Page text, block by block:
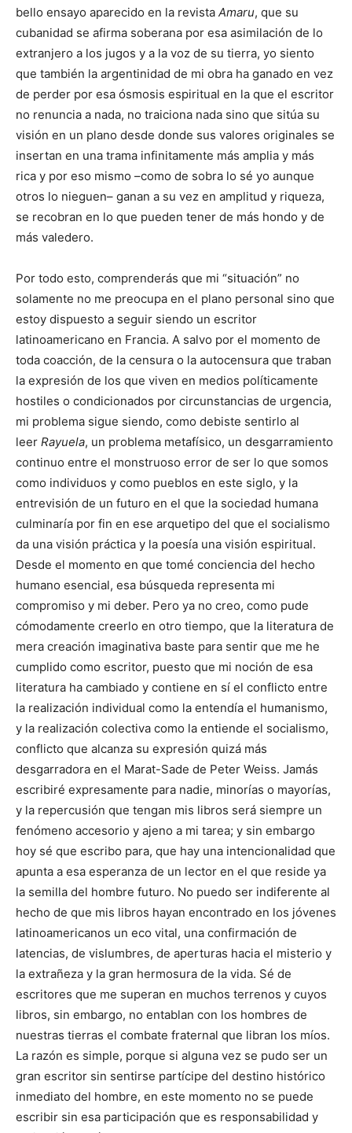
bello ensayo aparecido en la revista Amaru, que su
cubanidad se afirma soberana por esa asimilación de lo
extranjero a los jugos y a la voz de su tierra, yo siento
que también la argentinidad de mi obra ha ganado en vez
de perder por esa ósmosis espiritual en la que el escritor
no renuncia a nada, no traiciona nada sino que sitúa su
visión en un plano desde donde sus valores originales se
insertan en una trama infinitamente más amplia y más
rica y por eso mismo –como de sobra lo sé yo aunque
otros lo nieguen– ganan a su vez en amplitud y riqueza,
se recobran en lo que pueden tener de más hondo y de
más valedero.
Por todo esto, comprenderás que mi “situación” no
solamente no me preocupa en el plano personal sino que
estoy dispuesto a seguir siendo un escritor
latinoamericano en Francia. A salvo por el momento de
toda coacción, de la censura o la autocensura que traban
la expresión de los que viven en medios políticamente
hostiles o condicionados por circunstancias de urgencia,
mi problema sigue siendo, como debiste sentirlo al
leer Rayuela, un problema metafísico, un desgarramiento
continuo entre el monstruoso error de ser lo que somos
como individuos y como pueblos en este siglo, y la
entrevisión de un futuro en el que la sociedad humana
culminaría por fin en ese arquetipo del que el socialismo
da una visión práctica y la poesía una visión espiritual.
Desde el momento en que tomé conciencia del hecho
humano esencial, esa búsqueda representa mi
compromiso y mi deber. Pero ya no creo, como pude
cómodamente creerlo en otro tiempo, que la literatura de
mera creación imaginativa baste para sentir que me he
cumplido como escritor, puesto que mi noción de esa
literatura ha cambiado y contiene en sí el conflicto entre
la realización individual como la entendía el humanismo,
y la realización colectiva como la entiende el socialismo,
conflicto que alcanza su expresión quizá más
desgarradora en el Marat-Sade de Peter Weiss. Jamás
escribiré expresamente para nadie, minorías o mayorías,
y la repercusión que tengan mis libros será siempre un
fenómeno accesorio y ajeno a mi tarea; y sin embargo
hoy sé que escribo para, que hay una intencionalidad que
apunta a esa esperanza de un lector en el que reside ya
la semilla del hombre futuro. No puedo ser indiferente al
hecho de que mis libros hayan encontrado en los jóvenes
latinoamericanos un eco vital, una confirmación de
latencias, de vislumbres, de aperturas hacia el misterio y
la extrañeza y la gran hermosura de la vida. Sé de
escritores que me superan en muchos terrenos y cuyos
libros, sin embargo, no entablan con los hombres de
nuestras tierras el combate fraternal que libran los míos.
La razón es simple, porque si alguna vez se pudo ser un
gran escritor sin sentirse partícipe del destino histórico
inmediato del hombre, en este momento no se puede
escribir sin esa participación que es responsabilidad y